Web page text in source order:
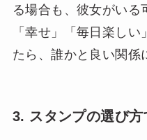
る場合も、彼女がいる
「幸せ」「毎日楽し
たら、誰かと良い関係
3. スタンプの選び方